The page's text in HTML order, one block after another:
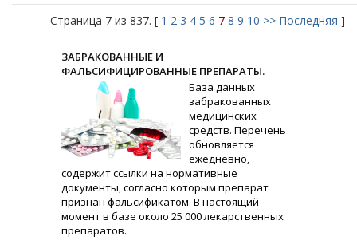
Страница 7 из 837. [ 1 2 3 4 5 6 7 8 9 10 >> Последняя ]
ЗАБРАКОВАННЫЕ И
ФАЛЬСИФИЦИРОВАННЫЕ ПРЕПАРАТЫ.
База данных
забракованных
медицинских
средств. Перечень
обновляется
ежедневно,
содержит ссылки на нормативные
документы, согласно которым препарат
признан фальсификатом. В настоящий
момент в базе около 25 000 лекарственных
препаратов.